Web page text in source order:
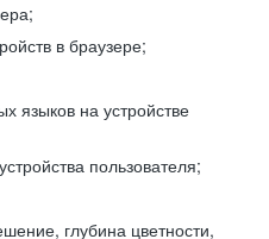
в браузере;
языков на устройстве
пользователя;
глубина цветности,